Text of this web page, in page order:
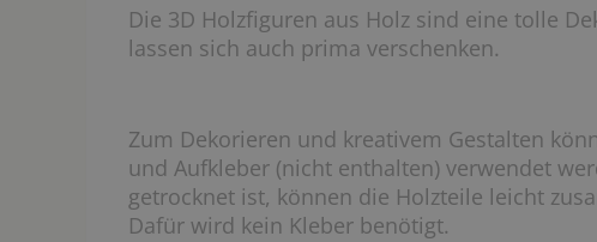
Die 3D Holzfiguren aus Holz sind eine tolle
lassen sich auch prima verschenken.
Zum Dekorieren und kreativem Gestalten
und Aufkleber (nicht enthalten) verwendet
getrocknet ist, können die Holzteile leicht
Dafür wird kein Kleber benötigt.